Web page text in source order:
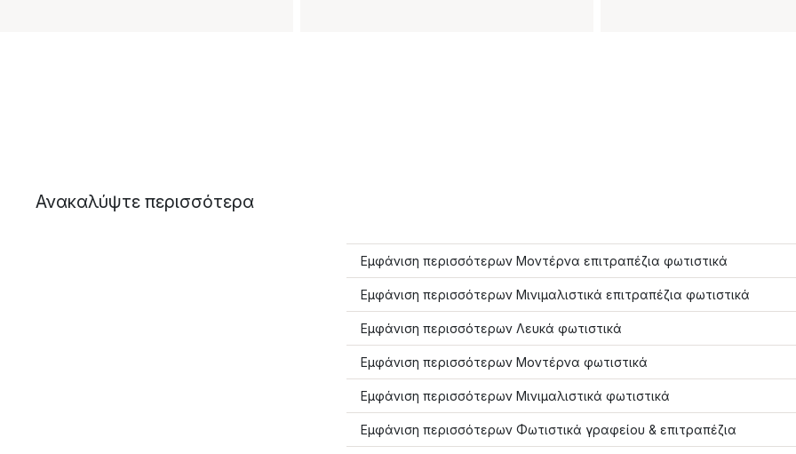
Ανακαλύψτε περισσότερα
Εμφάνιση περισσότερων Μοντέρνα επιτραπέζια φωτιστικά
Εμφάνιση περισσότερων Μινιμαλιστικά επιτραπέζια φωτιστικά
Εμφάνιση περισσότερων Λευκά φωτιστικά
Εμφάνιση περισσότερων Μοντέρνα φωτιστικά
Εμφάνιση περισσότερων Μινιμαλιστικά φωτιστικά
Εμφάνιση περισσότερων Φωτιστικά γραφείου & επιτραπέζια